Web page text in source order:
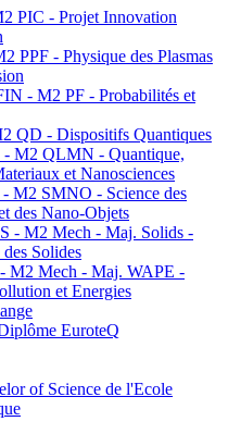
PIC - Projet Innovation
PPF - Physique des Plasmas
- M2 PF - Probabilités et
QD - Dispositifs Quantiques
M2 QLMN - Quantique,
et Nanosciences
M2 SMNO - Science des
des Nano-Objets
- M2 Mech - Maj. Solids -
Solides
M2 Mech - Maj. WAPE -
et Energies
EuroteQ
of Science de l'Ecole